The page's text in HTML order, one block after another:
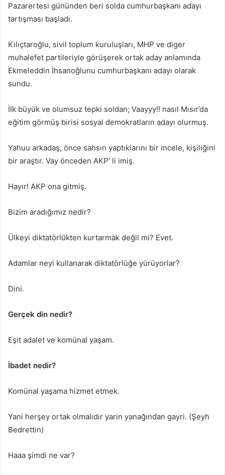
Pazarertesi gününden beri solda cumhurbaşkanı adayı
tartışması başladı.
Kılıçtaroğlu, sivil toplum kuruluşları, MHP ve diger
muhalefet partileriyle görüşerek ortak aday anlamında
Ekmeleddin İhsanoğlunu cumhurbaşkanı adayı olarak
sundu.
İlk büyük ve olumsuz tepki soldan; Vaayyy!! nasıl Mısır’da
eğitim görmüş birisi sosyal demokratların adayı olurmuş.
Yahuu arkadaş, önce sahsın yaptıklarını bir incele, kişiliğini
bir araştır. Vay önceden AKP’ li imiş.
Hayır! AKP ona gitmiş.
Bizim aradığımız nedir?
Ülkeyi diktatörlükten kurtarmak değil mi? Evet.
Adamlar neyi kullanarak diktatörlüğe yürüyorlar?
Dini.
Gerçek din nedir?
Eşit adalet ve komünal yaşam.
İbadet nedir?
Komünal yaşama hizmet etmek.
Yani herşey ortak olmalıdır yarin yanağından gayri. (Şeyh
Bedrettin)
Haaa şimdi ne var?